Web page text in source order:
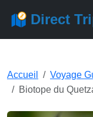
Direct
Accueil
Voyage
Biotope du